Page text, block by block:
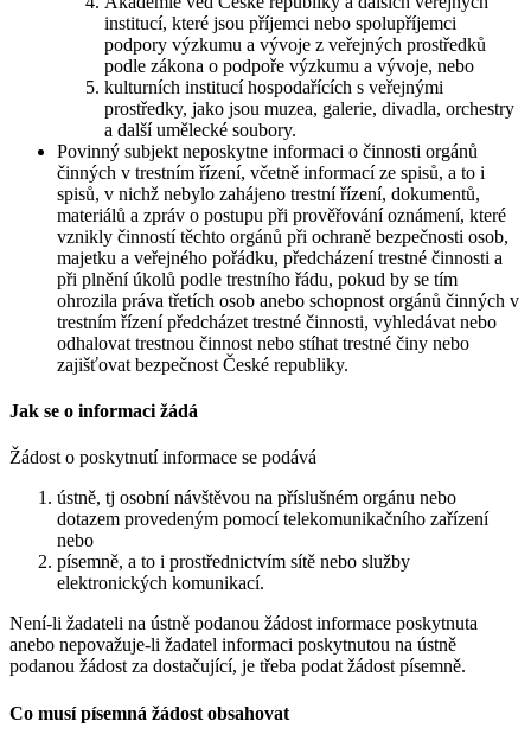
institucí, které jsou příjemci nebo spolupříjemci
podpory výzkumu a vývoje z veřejných prostředků
podle zákona o podpoře výzkumu a vývoje, nebo
kulturních institucí hospodařících s veřejnými
prostředky, jako jsou muzea, galerie, divadla, orchestry
a další umělecké soubory.
Povinný subjekt neposkytne informaci o činnosti orgánů
činných v trestním řízení, včetně informací ze spisů, a to i
spisů, v nichž nebylo zahájeno trestní řízení, dokumentů,
materiálů a zpráv o postupu při prověřování oznámení, které
vznikly činností těchto orgánů při ochraně bezpečnosti osob,
majetku a veřejného pořádku, předcházení trestné činnosti a
při plnění úkolů podle trestního řádu, pokud by se tím
ohrozila práva třetích osob anebo schopnost orgánů činných v
trestním řízení předcházet trestné činnosti, vyhledávat nebo
odhalovat trestnou činnost nebo stíhat trestné činy nebo
zajišťovat bezpečnost České republiky.
Jak se o informaci žádá
Žádost o poskytnutí informace se podává
ústně, tj osobní návštěvou na příslušném orgánu nebo
dotazem provedeným pomocí telekomunikačního zařízení
nebo
písemně, a to i prostřednictvím sítě nebo služby
elektronických komunikací.
Není-li žadateli na ústně podanou žádost informace poskytnuta
anebo nepovažuje-li žadatel informaci poskytnutou na ústně
podanou žádost za dostačující, je třeba podat žádost písemně.
Co musí písemná žádost obsahovat